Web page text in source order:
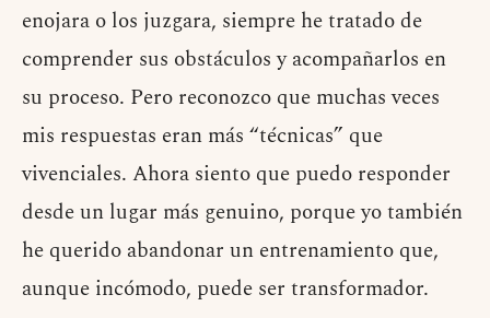
enojara o los juzgara, siempre he tratado de
comprender sus obstáculos y acompañarlos en
su proceso. Pero reconozco que muchas veces
mis respuestas eran más “técnicas” que
vivenciales. Ahora siento que puedo responder
desde un lugar más genuino, porque yo también
he querido abandonar un entrenamiento que,
aunque incómodo, puede ser transformador.